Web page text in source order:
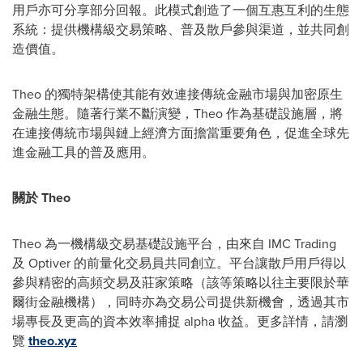
用戶亦可分享部分回報。此模式創造了一個互惠互利的生態
系統：提供機構級交易策略、普及散戶參與渠道，並共同創
造價值。
Theo 的獨特架構使其能有效連接傳統金融市場與加密原生
金融生態。隨著行業不斷演變，Theo 作為基礎設施層，將
在連接傳統市場與鏈上經濟方面擔當重要角色，促進全球先
進金融工具的普及應用。
關於 Theo
Theo 為一機構級交易基礎設施平台，由來自 IMC Trading
及 Optiver 的前量化交易員共同創立。平台讓散戶用戶得以
參與精密的高頻交易及莊家策略（該等策略以往主要限於華
爾街金融機構），同時亦為交易公司提供新機會，透過其市
場專長及更高的資本效率捕捉 alpha 收益。更多詳情，請瀏
覽 theo.xyz